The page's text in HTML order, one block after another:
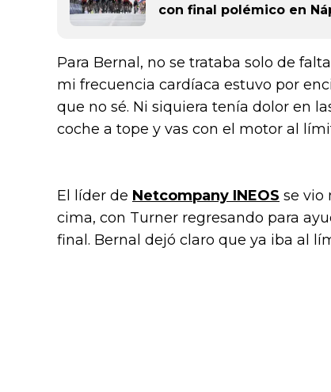
con final polémico en
Para Bernal, no se trataba solo de
mi frecuencia cardíaca estuvo por
que no sé. Ni siquiera tenía dolor en
coche a tope y vas con el motor al
El líder de Netcompany INEOS se vio
cima, con Turner regresando para
final. Bernal dejó claro que ya iba al